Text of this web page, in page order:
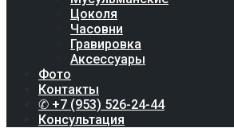
Цоколя
Часовни
Гравировка
Аксессуары
Фото
Контакты
✆ +7 (953) 526-24-44
Консультация